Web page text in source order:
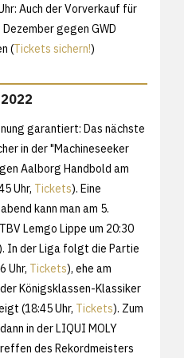
Auch der Vorverkauf für
gegen GWD
(Tickets sichern!)
garantiert: Das nächste
in der "Machineseeker
Aalborg Handbold am
Uhr, Tickets). Eine
kann man am 5.
Lemgo Lippe um 20:30
In der Liga folgt die Partie
Uhr, Tickets), ehe am
Königsklassen-Klassiker
(18:45 Uhr, Tickets). Zum
in der LIQUI MOLY
des Rekordmeisters